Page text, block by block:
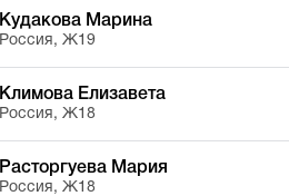
Кудакова Марина
Россия, Ж19
Климова Елизавета
Россия, Ж18
Расторгуева Мария
Россия, Ж18